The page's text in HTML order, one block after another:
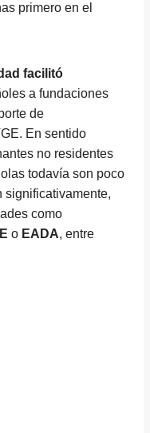
primero en el
facilitó
a fundaciones
de
En sentido
no residentes
todavía son poco
significativamente,
como
o EADA, entre